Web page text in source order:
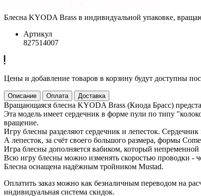
Блесна KYODA Brass в индивидуальной упаковке,
Артикул
827514007
Цены и добавление товаров в корзину будут доступны
Описание Оплата Доставка
Вращающаяся блесна KYODA Brass (Киода Брасс)
Эта модель имеет сердечник в форме пули по типу
вращение.
Игру блесны разделяют сердечник и лепесток.
А лепесток, за счёт своего большого размера, формы
Игра блесны дополняется вабиком, который
Всю игру блесны можно изменять скоростью проводки -
Блесна оснащена надёжным тройником Mustad.
Оплатить заказ можно как безналичным переводом на
индивидуальная система скидок.